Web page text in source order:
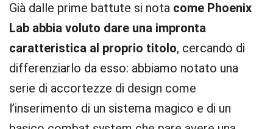
Già dalle prime battute si nota come Phoenix
Lab abbia voluto dare una impronta
caratteristica al proprio titolo, cercando di
differenziarlo da esso: abbiamo notato una
serie di accortezze di design come
l’inserimento di un sistema magico e di un